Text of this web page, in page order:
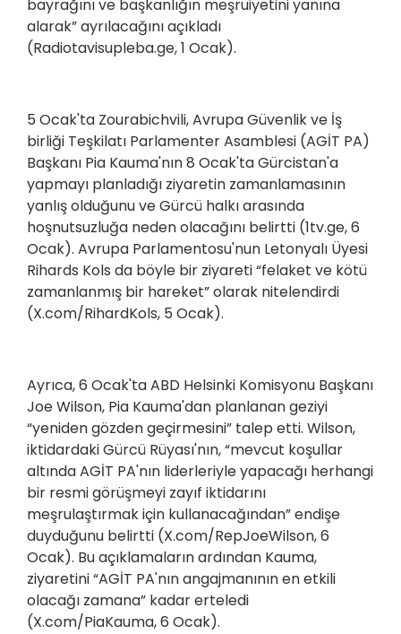
bayrağını ve başkanlığın meşruiyetini yanına
alarak” ayrılacağını açıkladı
(Radiotavisupleba.ge, 1 Ocak).
5 Ocak'ta Zourabichvili, Avrupa Güvenlik ve İş
birliği Teşkilatı Parlamenter Asamblesi (AGİT PA)
Başkanı Pia Kauma'nın 8 Ocak'ta Gürcistan'a
yapmayı planladığı ziyaretin zamanlamasının
yanlış olduğunu ve Gürcü halkı arasında
hoşnutsuzluğa neden olacağını belirtti (1tv.ge, 6
Ocak). Avrupa Parlamentosu'nun Letonyalı Üyesi
Rihards Kols da böyle bir ziyareti “felaket ve kötü
zamanlanmış bir hareket” olarak nitelendirdi
(X.com/RihardKols, 5 Ocak).
Ayrıca, 6 Ocak'ta ABD Helsinki Komisyonu Başkanı
Joe Wilson, Pia Kauma'dan planlanan geziyi
“yeniden gözden geçirmesini” talep etti. Wilson,
iktidardaki Gürcü Rüyası'nın, “mevcut koşullar
altında AGİT PA'nın liderleriyle yapacağı herhangi
bir resmi görüşmeyi zayıf iktidarını
meşrulaştırmak için kullanacağından” endişe
duyduğunu belirtti (X.com/RepJoeWilson, 6
Ocak). Bu açıklamaların ardından Kauma,
ziyaretini “AGİT PA'nın angajmanının en etkili
olacağı zamana” kadar erteledi
(X.com/PiaKauma, 6 Ocak).